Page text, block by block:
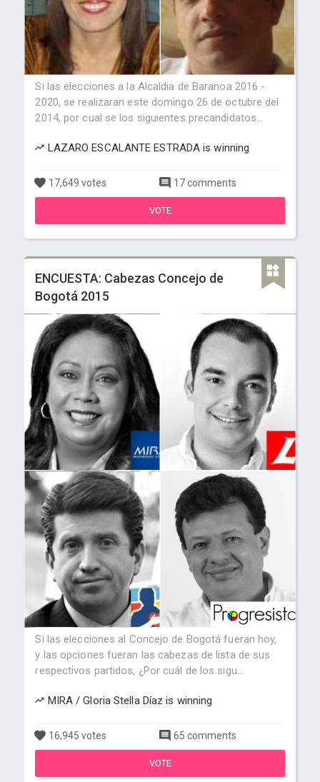
Si las elecciones a la Alcaldia de Baranoa 2016 -
2020, se realizaran este domingo 26 de octubre del
2014, por cual se los siguientes precandidatos...
LAZARO ESCALANTE ESTRADA is winning
17,649 votes 17 comments
VOTE
ENCUESTA: Cabezas Concejo de
Bogotá 2015
Si las elecciones al Concejo de Bogotá fueran hoy,
y las opciones fueran las cabezas de lista de sus
respectivos partidos, ¿Por cuál de los sigu...
MIRA / Gloria Stella Díaz is winning
16,945 votes 65 comments
VOTE